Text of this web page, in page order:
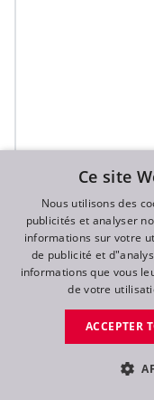
Ce site
Nous utilisons des
publicités et analyser
informations sur votre
de publicité et
informations que vous
de votre
ACCEPTER